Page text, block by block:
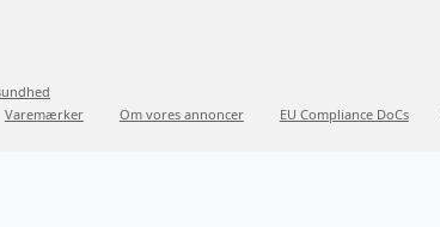
Varemærker Om vores annoncer EU Compliance DoCs